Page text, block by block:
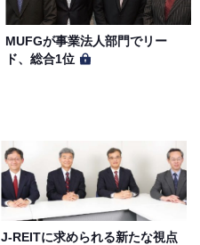
MUFGが事業法人部門でリー
ド、総合1位
J-REITに求められる新たな視点